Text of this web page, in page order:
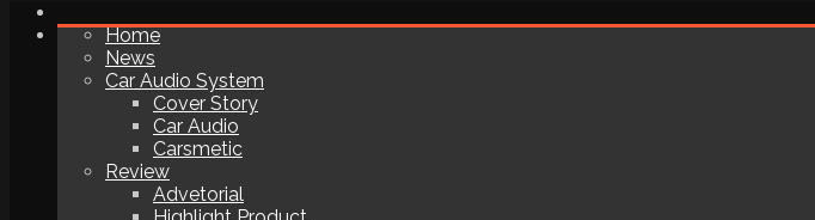
Home
News
Car Audio System
Cover Story
Car Audio
Carsmetic
Review
Advetorial